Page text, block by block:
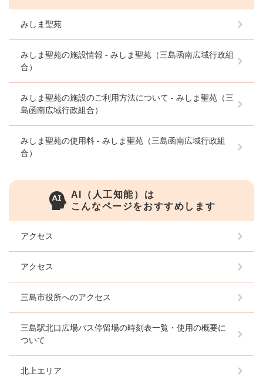
みしま聖苑
みしま聖苑の施設情報 - みしま聖苑（三島函南広域行政組
合）
みしま聖苑の施設のご利用方法について - みしま聖苑（三
島函南広域行政組合）
みしま聖苑の使用料 - みしま聖苑（三島函南広域行政組
合）
AI（人工知能）は
こんなページをおすすめします
アクセス
アクセス
三島市役所へのアクセス
三島駅北口広場バス停留場の時刻表一覧・使用の概要に
ついて
北上エリア